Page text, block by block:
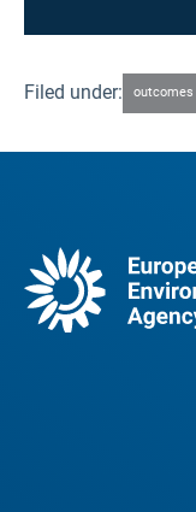
Filed under: outcomes